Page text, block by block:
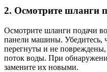
2. Осмотрите шланги
Осмотрите шланги подачи
панели машины. Убедитесь,
перегнуты и не повреждены,
поток воды. При
замените их новыми.